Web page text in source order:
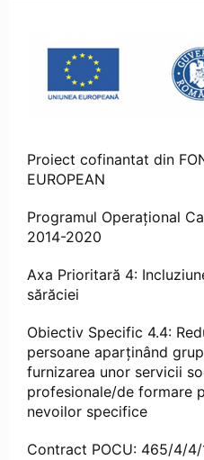
Proiect cofinantat din
EUROPEAN
Programul Operaţional
2014-2020
Axa Prioritară 4:
sărăciei
Obiectiv Specific 4.4:
persoane aparținând
furnizarea unor servicii
profesionale/de formare
nevoilor specifice
Contract POCU: 465/4/